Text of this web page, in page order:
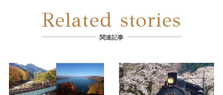
Related stories
関連記事